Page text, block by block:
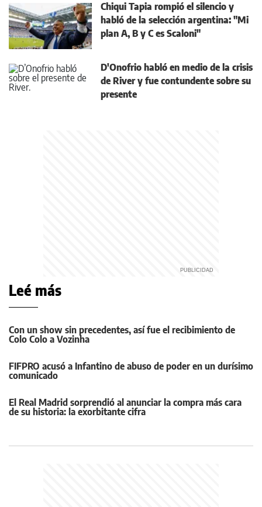
Chiqui Tapia rompió el silencio y
habló de la selección argentina: "Mi
plan A, B y C es Scaloni"
D'Onofrio habló en medio de la crisis
de River y fue contundente sobre su
presente
Leé más
Con un show sin precedentes, así fue el recibimiento de
Colo Colo a Vozinha
FIFPRO acusó a Infantino de abuso de poder en un durísimo
comunicado
El Real Madrid sorprendió al anunciar la compra más cara
de su historia: la exorbitante cifra